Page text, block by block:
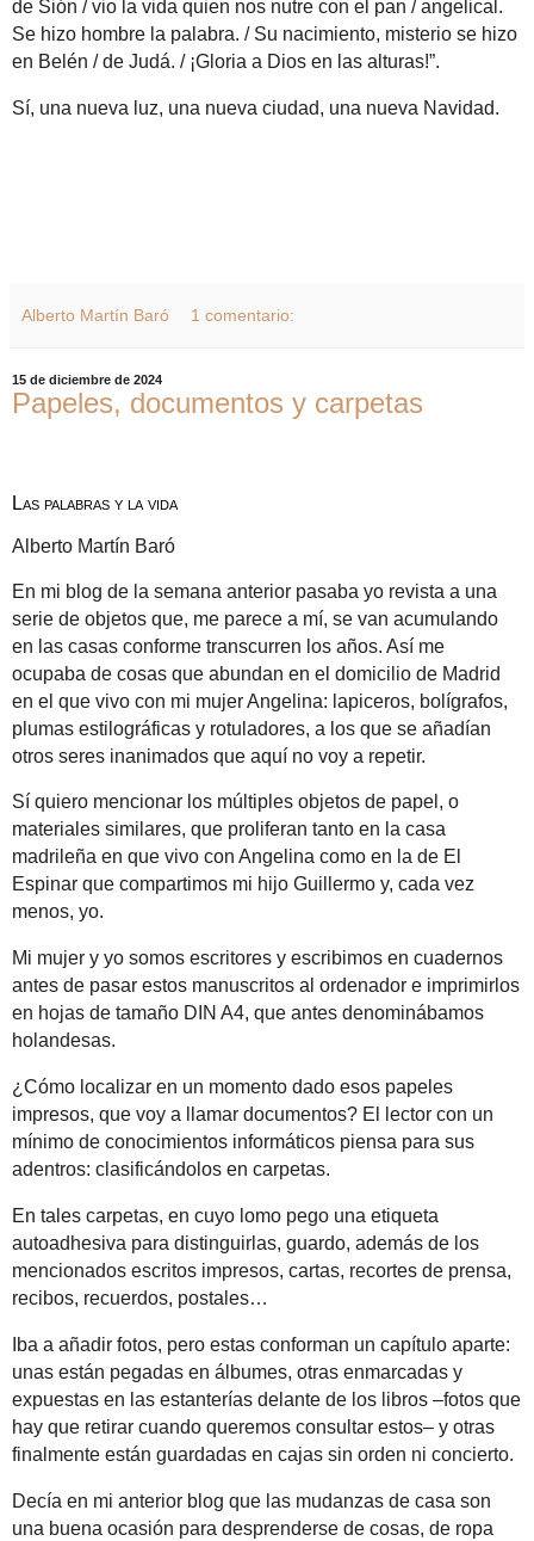
de Sión / vio la vida quien nos nutre con el pan / angelical.
Se hizo hombre la palabra. / Su nacimiento, misterio se hizo
en Belén / de Judá. / ¡Gloria a Dios en las alturas!”.
Sí, una nueva luz, una nueva ciudad, una nueva Navidad.
Alberto Martín Baró 1 comentario:
15 de diciembre de 2024
Papeles, documentos y carpetas
Las palabras y la vida
Alberto Martín Baró
En mi blog de la semana anterior pasaba yo revista a una
serie de objetos que, me parece a mí, se van acumulando
en las casas conforme transcurren los años. Así me
ocupaba de cosas que abundan en el domicilio de Madrid
en el que vivo con mi mujer Angelina: lapiceros, bolígrafos,
plumas estilográficas y rotuladores, a los que se añadían
otros seres inanimados que aquí no voy a repetir.
Sí quiero mencionar los múltiples objetos de papel, o
materiales similares, que proliferan tanto en la casa
madrileña en que vivo con Angelina como en la de El
Espinar que compartimos mi hijo Guillermo y, cada vez
menos, yo.
Mi mujer y yo somos escritores y escribimos en cuadernos
antes de pasar estos manuscritos al ordenador e imprimirlos
en hojas de tamaño DIN A4, que antes denominábamos
holandesas.
¿Cómo localizar en un momento dado esos papeles
impresos, que voy a llamar documentos? El lector con un
mínimo de conocimientos informáticos piensa para sus
adentros: clasificándolos en carpetas.
En tales carpetas, en cuyo lomo pego una etiqueta
autoadhesiva para distinguirlas, guardo, además de los
mencionados escritos impresos, cartas, recortes de prensa,
recibos, recuerdos, postales…
Iba a añadir fotos, pero estas conforman un capítulo aparte:
unas están pegadas en álbumes, otras enmarcadas y
expuestas en las estanterías delante de los libros –fotos que
hay que retirar cuando queremos consultar estos– y otras
finalmente están guardadas en cajas sin orden ni concierto.
Decía en mi anterior blog que las mudanzas de casa son
una buena ocasión para desprenderse de cosas, de ropa